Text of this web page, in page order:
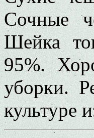
Сочные
Шейка
95%.
уборки.
культуре